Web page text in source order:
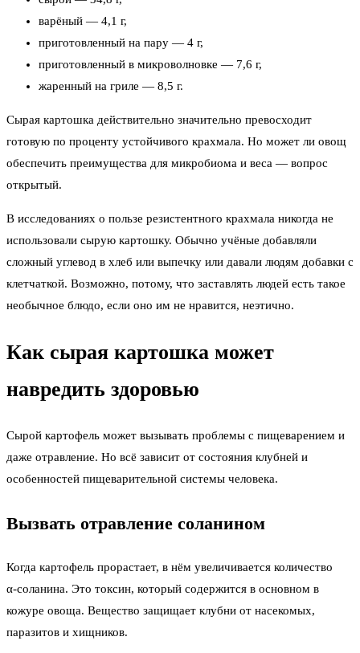
варёный — 4,1 г,
приготовленный на пару — 4 г,
приготовленный в микроволновке — 7,6 г,
жаренный на гриле — 8,5 г.
Сырая картошка действительно значительно превосходит
готовую по проценту устойчивого крахмала. Но может ли овощ
обеспечить преимущества для микробиома и веса — вопрос
открытый.
В исследованиях о пользе резистентного крахмала никогда не
использовали сырую картошку. Обычно учёные добавляли
сложный углевод в хлеб или выпечку или давали людям добавки с
клетчаткой. Возможно, потому, что заставлять людей есть такое
необычное блюдо, если оно им не нравится, неэтично.
Как сырая картошка может
навредить здоровью
Сырой картофель может вызывать проблемы с пищеварением и
даже отравление. Но всё зависит от состояния клубней и
особенностей пищеварительной системы человека.
Вызвать отравление соланином
Когда картофель прорастает, в нём увеличивается количество
α‑соланина. Это токсин, который содержится в основном в
кожуре овоща. Вещество защищает клубни от насекомых,
паразитов и хищников.